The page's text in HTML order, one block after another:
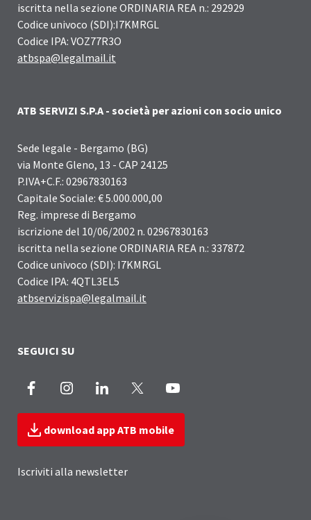
iscritta nella sezione ORDINARIA REA n.: 292929
Codice univoco (SDI):I7KMRGL
Codice IPA: VOZ77R3O
atbspa@legalmail.it
ATB SERVIZI S.P.A - società per azioni con socio unico
Sede legale - Bergamo (BG)
via Monte Gleno, 13 - CAP 24125
P.IVA+C.F.: 02967830163
Capitale Sociale: € 5.000.000,00
Reg. imprese di Bergamo
iscrizione del 10/06/2002 n. 02967830163
iscritta nella sezione ORDINARIA REA n.: 337872
Codice univoco (SDI): I7KMRGL
Codice IPA: 4QTL3EL5
atbservizispa@legalmail.it
SEGUICI SU
Facebook InstagramLinkedIn
download app ATB mobile
Iscriviti alla newsletter